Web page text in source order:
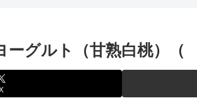
ーグルト（甘熟白桃）（